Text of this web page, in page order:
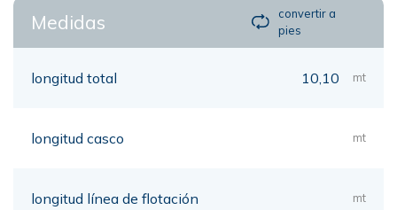
Medidas
convertir a
pies
longitud total 10,10 mt
longitud casco mt
longitud línea de flotación mt